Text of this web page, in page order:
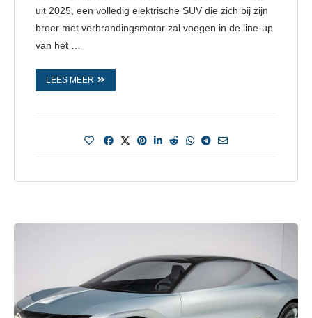
uit 2025, een volledig elektrische SUV die zich bij zijn
broer met verbrandingsmotor zal voegen in de line-up
van het …
LEES MEER